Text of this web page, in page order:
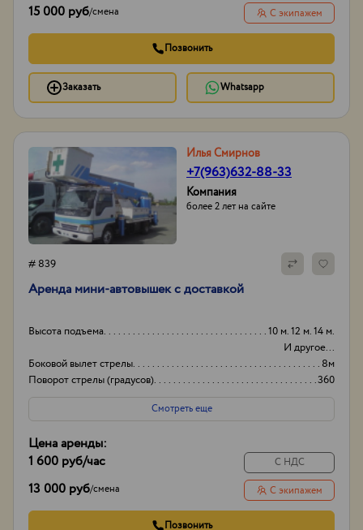
15 000 руб/смена С экипажем
Позвонить
Заказать Whatsapp
Илья Смирнов
+7(963)632-88-33
Компания
более 2 лет на сайте
# 839
Аренда мини-автовышек с доставкой
Высота подъема
10 м. 12 м. 14 м.
И другое...
Боковой вылет стрелы
8м
Поворот стрелы (градусов)
360
Грузоподьемность корзины:
250кг
Смотреть еще
Цена аренды:
1 600 руб/час
13 000 руб/смена
С НДС
С экипажем
Позвонить